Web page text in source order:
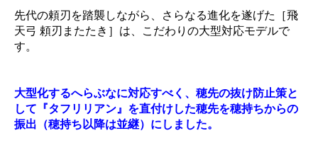
先代の頼刃を踏襲しながら、さらなる進化を遂げた［飛
天弓 頼刃またたき］は、こだわりの大型対応モデルで
す。
大型化するへらぶなに対応すべく、穂先の抜け防止策と
して『タフリリアン』を直付けした穂先を穂持ちからの
振出（穂持ち以降は並継）にしました。